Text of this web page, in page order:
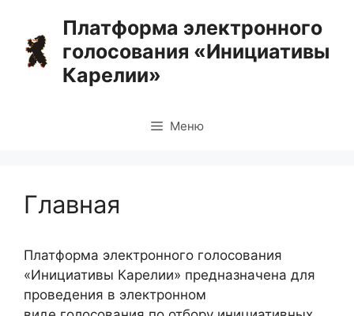
содержимому
Платформа электронного
голосования «Инициативы
Карелии»
Меню
Главная
Платформа электронного голосования
«Инициативы Карелии» предназначена для
проведения в электронном